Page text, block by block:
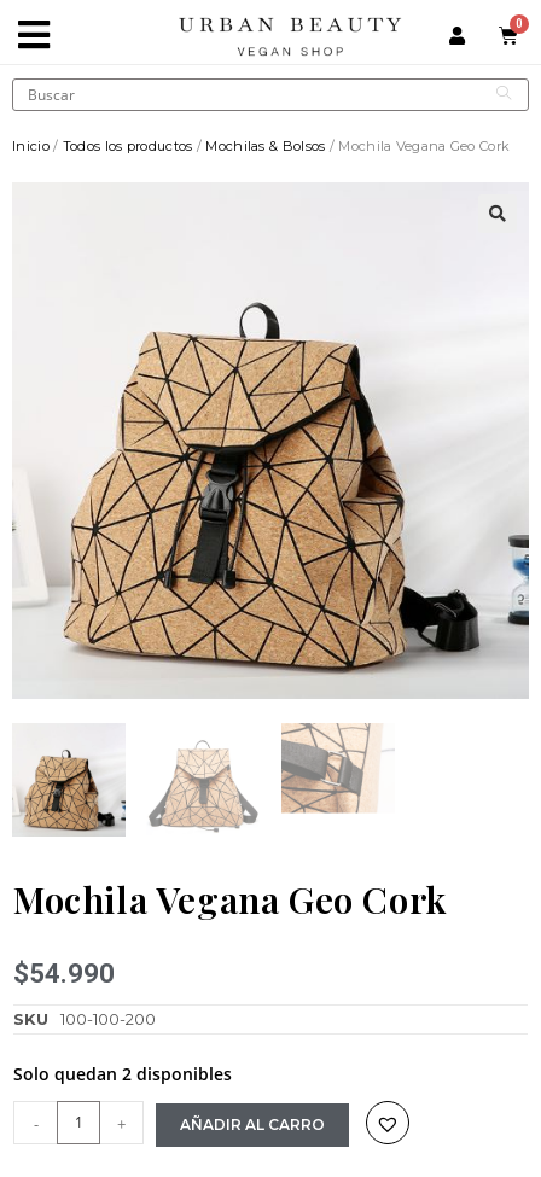
Inicio/ Todos los productos / Mochilas & Bolsos / Mochila Vegana Geo Cork
Mochila Vegana Geo Cork
$54.990
SKU 100-100-200
Solo quedan 2 disponibles
- + AÑADIR AL CARRO